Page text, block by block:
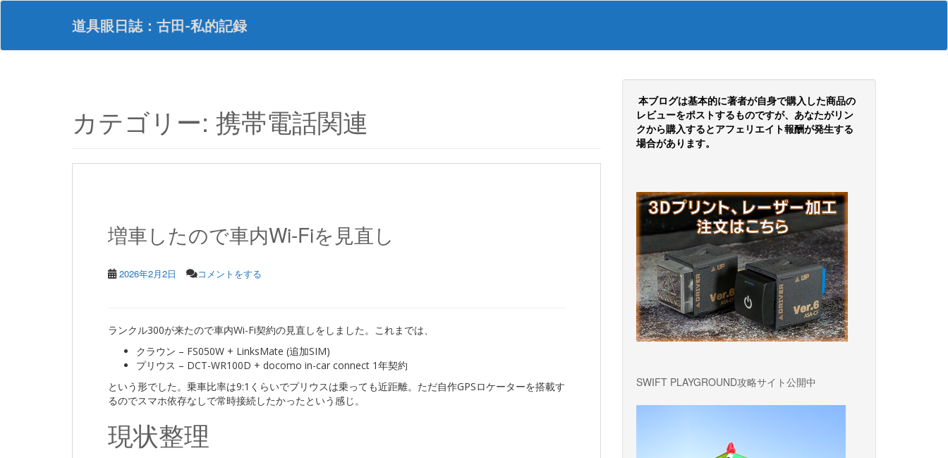
S
p
道具眼日誌：古田-私的記録
カテゴリー: 携帯電話関連
増車したので車内Wi-Fiを見直し
2026年2月2日 コメントをする
ランクル300が来たので車内Wi-Fi契約の見直しをしました。これまでは、
クラウン – FS050W + LinksMate (追加SIM)
プリウス – DCT-WR100D + docomo in-car connect 1年契約
という形でした。乗車比率は9:1くらいでプリウスは乗っても近距離。ただ自作GPSロケーターを搭載す
るのでスマホ依存なしで常時接続したかったという感じ。
現状整理
本ブログは基本的に著者が自身で購入した商品の
レビューをポストするものですが、あなたがリン
クから購入するとアフェリエイト報酬が発生する
場合があります。
SWIFT PLAYGROUND攻略サイト公開中